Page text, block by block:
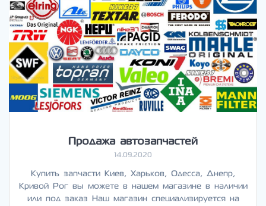
Продажа автозапчастей
14.09.2020
Купить запчасти Киев, Харьков, Одесса, Днепр,
Кривой Рог вы можете в нашем магазине в наличии
или под заказ Наш магазин специализируется на